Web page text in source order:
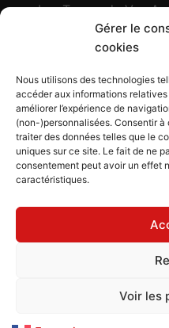
Gérer le
cookies
Nous utilisons des technologies
accéder aux informations
améliorer l’expérience de
(non-)personnalisées. Consentir
traiter des données telles que le
uniques sur ce site. Le fait de ne
consentement peut avoir un effet
caractéristiques.
Voir les
Les Traces de Vos
120, chemin des
73200 Albertville -
Blog
Outils généalogiques
Contact
Plan du site
Mentions légales
Politique de
Politique de cookies